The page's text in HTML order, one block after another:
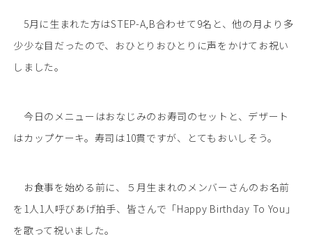
5月に生まれた方はSTEP-A,B合わせて9名と、他の月より多
少少な目だったので、おひとりおひとりに声をかけてお祝い
しました。
今日のメニューはおなじみのお寿司のセットと、デザート
はカップケーキ。寿司は10貫ですが、とてもおいしそう。
お食事を始める前に、５月生まれのメンバーさんのお名前
を1人1人呼びあげ拍手、皆さんで「Happy Birthday To You」
を歌って祝いました。